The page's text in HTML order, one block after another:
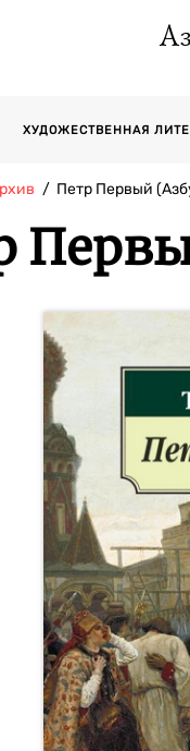
ХУДОЖЕСТВЕННАЯ
Петр Первый